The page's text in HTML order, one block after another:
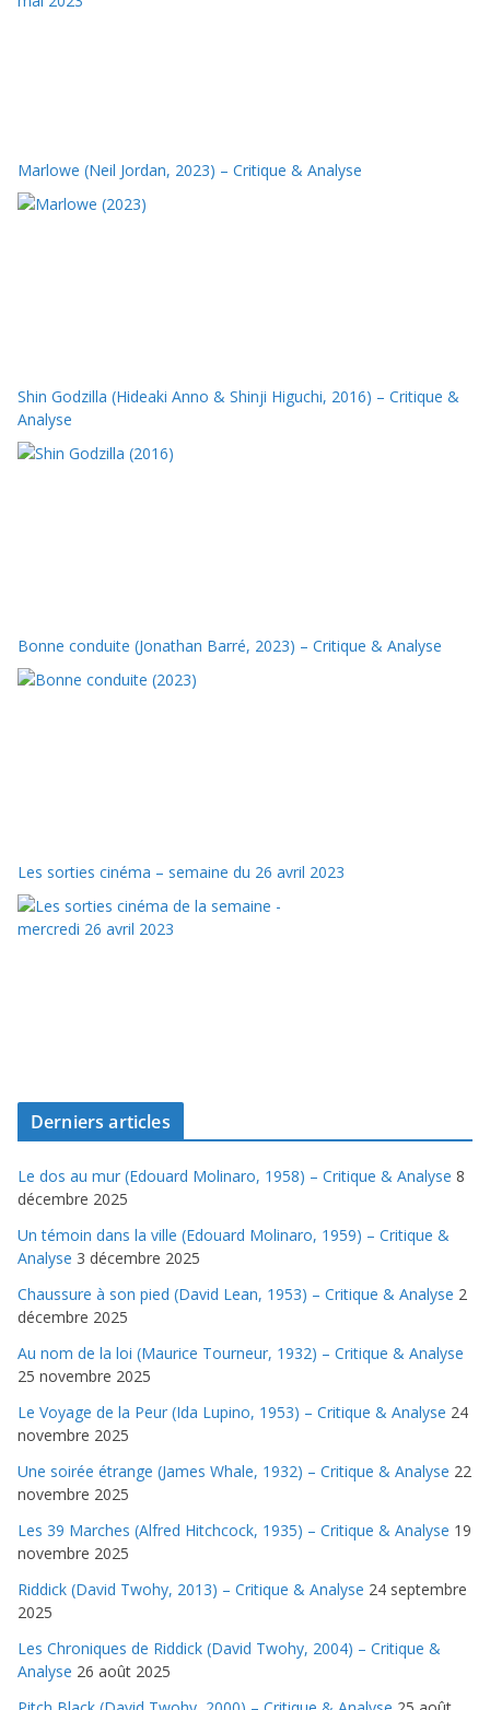
Marlowe (Neil Jordan, 2023) – Critique & Analyse
Shin Godzilla (Hideaki Anno & Shinji Higuchi, 2016) – Critique &
Analyse
Bonne conduite (Jonathan Barré, 2023) – Critique & Analyse
Les sorties cinéma – semaine du 26 avril 2023
Derniers articles
Le dos au mur (Edouard Molinaro, 1958) – Critique & Analyse 8
décembre 2025
Un témoin dans la ville (Edouard Molinaro, 1959) – Critique &
Analyse 3 décembre 2025
Chaussure à son pied (David Lean, 1953) – Critique & Analyse 2
décembre 2025
Au nom de la loi (Maurice Tourneur, 1932) – Critique & Analyse
25 novembre 2025
Le Voyage de la Peur (Ida Lupino, 1953) – Critique & Analyse 24
novembre 2025
Une soirée étrange (James Whale, 1932) – Critique & Analyse 22
novembre 2025
Les 39 Marches (Alfred Hitchcock, 1935) – Critique & Analyse 19
novembre 2025
Riddick (David Twohy, 2013) – Critique & Analyse 24 septembre
2025
Les Chroniques de Riddick (David Twohy, 2004) – Critique &
Analyse 26 août 2025